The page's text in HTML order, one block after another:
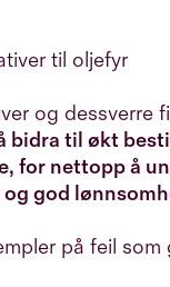
til oljefyr
og dessverre
bidra til økt
for nettopp å
god
på feil som